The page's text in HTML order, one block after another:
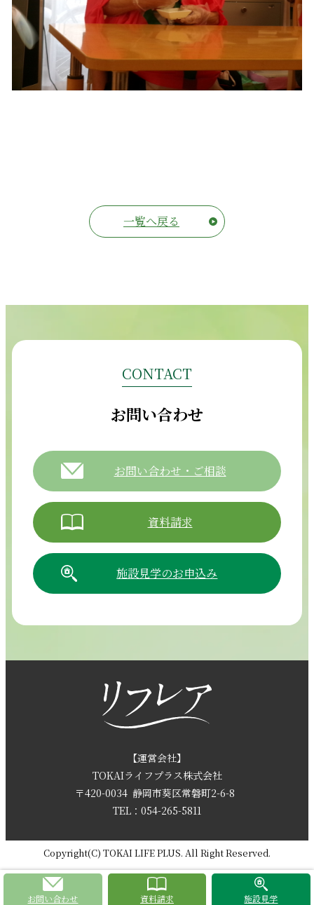
054-265-5811
【電話受付時間】8:30～17:30（月曜～土曜）
採用情報
お問い合わせ
資料請求
一覧へ戻る
CONTACT
お問い合わせ
お問い合わせ・ご相談
資料請求
施設見学のお申込み
お問い合わせ 資料請求 施設見学
【運営会社】
TOKAIライフプラス株式会社
〒420-0034 静岡市葵区常磐町2-6-8
TEL：054-265-5811
Copyright(C) TOKAI LIFE PLUS. All Right Reserved.